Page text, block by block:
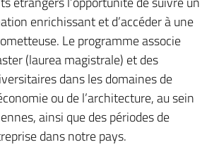
enrichissant et d’accéder à une
Le programme associe
(laurea magistrale) et des
dans les domaines de
ou de l’architecture, au sein
ainsi que des périodes de
dans notre pays.